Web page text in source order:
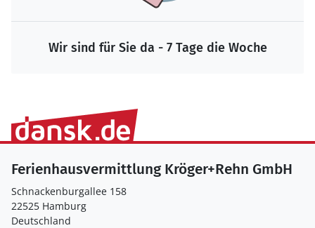
Wir sind für Sie da - 7 Tage die Woche
Ferienhausvermittlung Kröger+Rehn GmbH
Schnackenburgallee 158
22525 Hamburg
Deutschland